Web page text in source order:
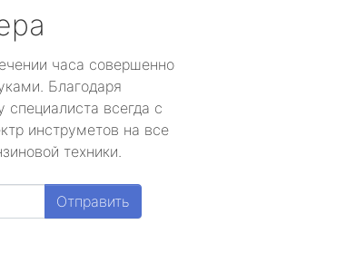
часа совершенно
Благодаря
всегда с
инструметов на все
техники.
Отправить